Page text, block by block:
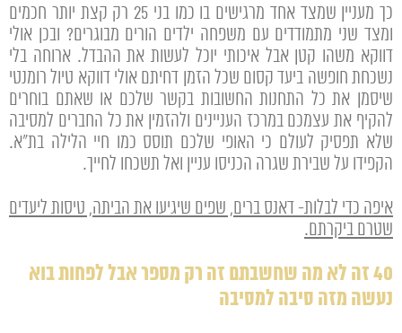
כך מעניין שמצד אחד מרגישים בו כמו בני 25 רק קצת יותר חכמים
ומצד שני מתמודדים עם משפחה ילדים הורים מבוגרים? ובכן אולי
דווקא משהו קטן אבל איכותי יוכל לעשות את ההבדל. ארוחה בלי
נשכחת חופשה ביעד קסום שכל הזמן דחיתם אולי דווקא טיול רומנטי
שיסמן את כל התחנות החשובות בקשר שלכם או שאתם בוחרים
להקיף את עצמכם במרכז העניינים ולהזמין את כל החברים למסיבה
שלא תפסיק לעולם כי האופי שלכם תוסס כמו חיי הלילה בת"א.
הקפידו על שבירת שגרה הכניסו עניין ואל תשכחו לחייך.
איפה כדי לבלות- דאנס ברים, שפים שיגיעו את הביתה, טיסות ליעדים
שטרם ביקרתם.
40 זה לא מה שחשבתם זה רק מספר אבל לפחות בוא
נעשה מזה סיבה למסיבה